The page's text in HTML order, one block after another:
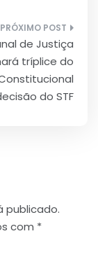
de Justiça
tríplice do
do STF
publicado.
com *